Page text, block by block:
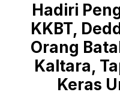
Hadiri
KKBT,
Orang
Kaltara,
Keras